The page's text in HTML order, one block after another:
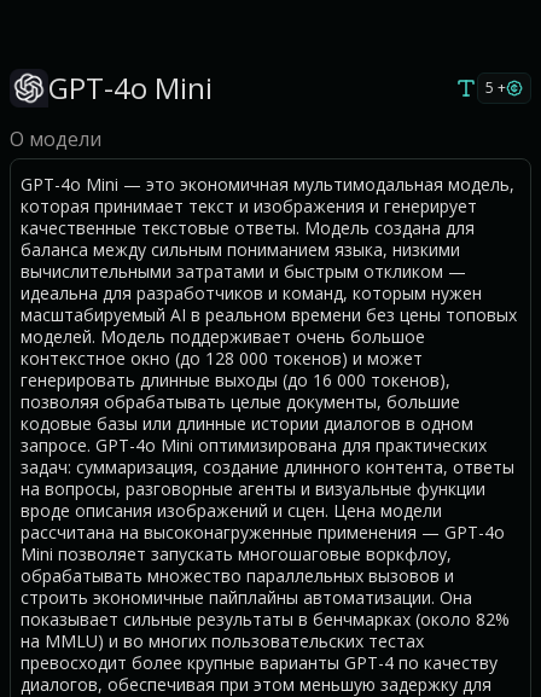
GPT-4o Mini 5 +
О модели
GPT-4o Mini — это экономичная мультимодальная модель,
которая принимает текст и изображения и генерирует
качественные текстовые ответы. Модель создана для
баланса между сильным пониманием языка, низкими
вычислительными затратами и быстрым откликом —
идеальна для разработчиков и команд, которым нужен
масштабируемый AI в реальном времени без цены топовых
моделей. Модель поддерживает очень большое
контекстное окно (до 128 000 токенов) и может
генерировать длинные выходы (до 16 000 токенов),
позволяя обрабатывать целые документы, большие
кодовые базы или длинные истории диалогов в одном
запросе. GPT-4o Mini оптимизирована для практических
задач: суммаризация, создание длинного контента, ответы
на вопросы, разговорные агенты и визуальные функции
вроде описания изображений и сцен. Цена модели
рассчитана на высоконагруженные применения — GPT-4o
Mini позволяет запускать многошаговые воркфлоу,
обрабатывать множество параллельных вызовов и
строить экономичные пайплайны автоматизации. Она
показывает сильные результаты в бенчмарках (около 82%
на MMLU) и во многих пользовательских тестах
превосходит более крупные варианты GPT-4 по качеству
диалогов, обеспечивая при этом меньшую задержку для